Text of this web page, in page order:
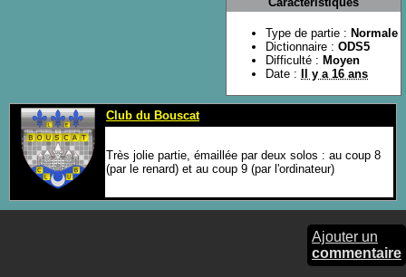
Type de partie : Normale
Dictionnaire : ODS5
Difficulté : Moyen
Date :
Il y a 16 ans
Club du Bouscat
Très jolie partie, émaillée par deux solos : au coup 8
(par le renard) et au coup 9 (par l'ordinateur)
Ajouter un
commentaire